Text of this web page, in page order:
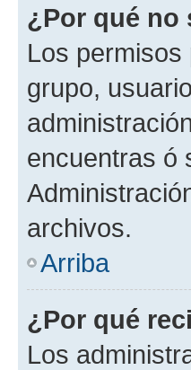
¿Por qué no
Los
grupo,
encuentras ó
archivos.
Arriba
¿Por qué
Los